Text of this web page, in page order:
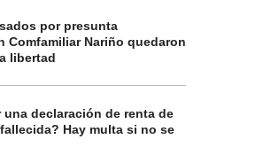
por presunta
Comfamiliar Nariño quedaron
libertad
una declaración de renta de
Hay multa si no se